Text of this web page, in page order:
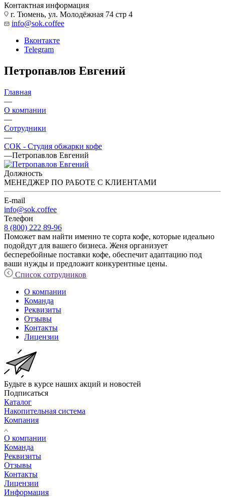
Контактная информация
г. Тюмень, ул. Молодёжная 74 стр 4
info@sok.coffee
Вконтакте
Telegram
Петропавлов Евгений
Главная
—
О компании
—
Сотрудники
—
СОК - Студия обжарки кофе
—Петропавлов Евгений
Должность
МЕНЕДЖЕР ПО РАБОТЕ С КЛИЕНТАМИ
E-mail
info@sok.coffee
Телефон
8 (800) 222 89-96
Поможет вам найти именно те сорта кофе, которые идеально
подойдут для вашего бизнеса. Женя организует
бесперебойные поставки кофе, обеспечит адаптацию под
ваши нужды и предложит конкурентные цены.
Список сотрудников
О компании
Команда
Реквизиты
Отзывы
Контакты
Лицензии
Будьте в курсе наших акций и новостей
Подписаться
Каталог
Накопительная система
Компания
О компании
Команда
Реквизиты
Отзывы
Контакты
Лицензии
Информация